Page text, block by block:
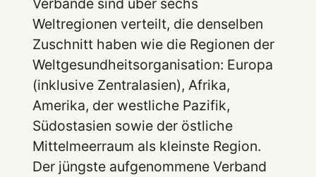
Weltregionen verteilt, die denselben
Zuschnitt haben wie die Regionen der
Weltgesundheitsorganisation: Europa
(inklusive Zentralasien), Afrika,
Amerika, der westliche Pazifik,
Südostasien sowie der östliche
Mittelmeerraum als kleinste Region.
Der jüngste aufgenommene Verband